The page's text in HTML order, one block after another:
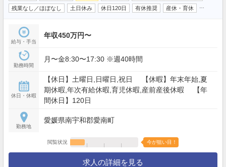
残業なし／ほぼなし
土日休み 休日120日 有休推奨 産休・育休
給与・手当
年収450万円〜
勤務時間
月〜金8:30〜17:30 ※週40時間
休日・休暇
【休日】土曜日,日曜日,祝日 【休暇】年末年始,夏
期休暇,年次有給休暇,育児休暇,産前産後休暇 【年
間休日】120日
勤務地
愛媛県南宇和郡愛南町
閲覧状況 今が狙い目！
求人の詳細を見る